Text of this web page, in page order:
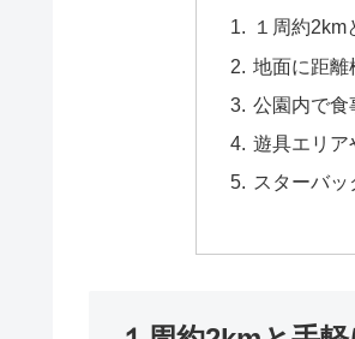
１周約
地面に距離
公園内で食
遊具エリア
スターバ